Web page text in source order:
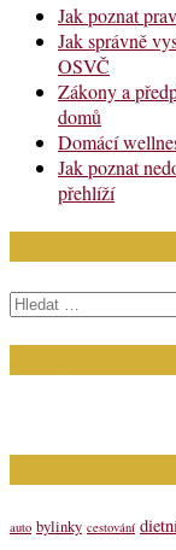
Jak poznat
Jak správně
OSVČ
Zákony a
domů
Domácí
Jak poznat
přehlíží
Vyhledávání
auto bylinky cestování